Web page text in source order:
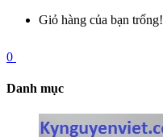
Giỏ hàng của bạn trống!
0
Danh mục